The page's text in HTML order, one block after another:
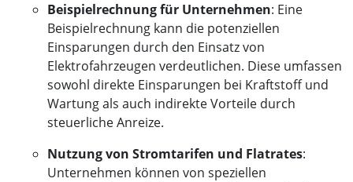
Beispielrechnung für Unternehmen: Eine
Beispielrechnung kann die potenziellen
Einsparungen durch den Einsatz von
Elektrofahrzeugen verdeutlichen. Diese umfassen
sowohl direkte Einsparungen bei Kraftstoff und
Wartung als auch indirekte Vorteile durch
steuerliche Anreize.
Nutzung von Stromtarifen und Flatrates:
Unternehmen können von speziellen